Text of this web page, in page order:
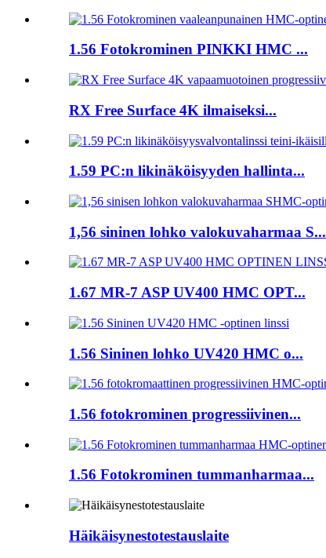
1.56 Fotokrominen PINKKI HMC ...
RX Free Surface 4K ilmaiseksi...
1.59 PC:n likinäköisyyden hallinta...
1,56 sininen lohko valokuvaharmaa S...
1.67 MR-7 ASP UV400 HMC OPT...
1.56 Sininen lohko UV420 HMC o...
1.56 fotokrominen progressiivinen...
1.56 Fotokrominen tummanharmaa...
Häikäisynestotestauslaite